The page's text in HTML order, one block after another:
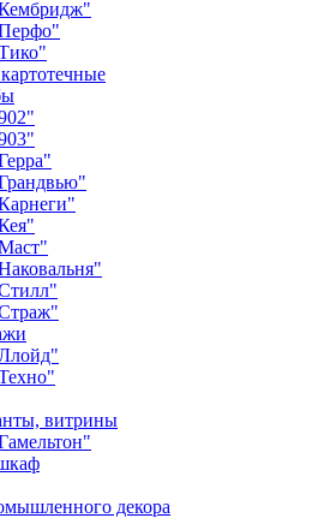
витрины
декора